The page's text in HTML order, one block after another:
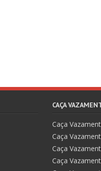
CAÇA
Caça
Caça
Caça
Caça